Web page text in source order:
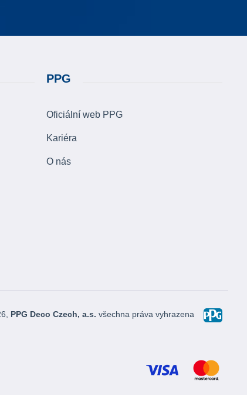
PPG
Oficiální web PPG
Kariéra
O nás
PPG Deco Czech, a.s. všechna práva vyhrazena